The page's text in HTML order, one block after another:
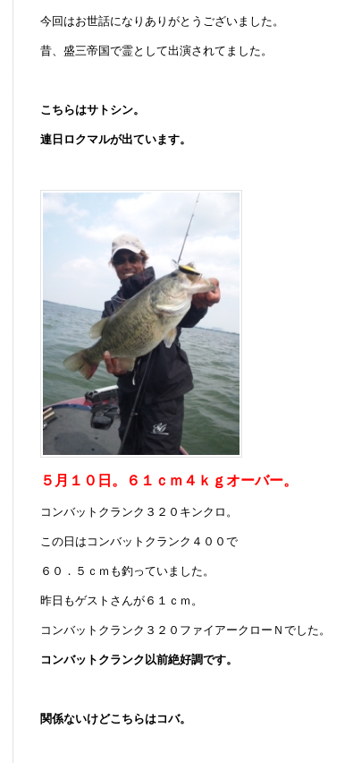
今回はお世話になりありがとうございました。
昔、盛三帝国で霊として出演されてました。
こちらはサトシン。
連日ロクマルが出ています。
５月１０日。６１ｃｍ４ｋｇオーバー。
コンバットクランク３２０キンクロ。
この日はコンバットクランク４００で
６０．５ｃｍも釣っていました。
昨日もゲストさんが６１ｃｍ。
コンバットクランク３２０ファイアークローＮでした。
コンバットクランク以前絶好調です。
関係ないけどこちらはコバ。